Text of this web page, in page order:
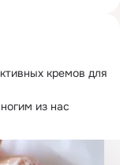
кремов для
из нас